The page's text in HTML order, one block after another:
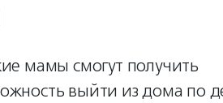
мамы смогут получить
выйти из дома по